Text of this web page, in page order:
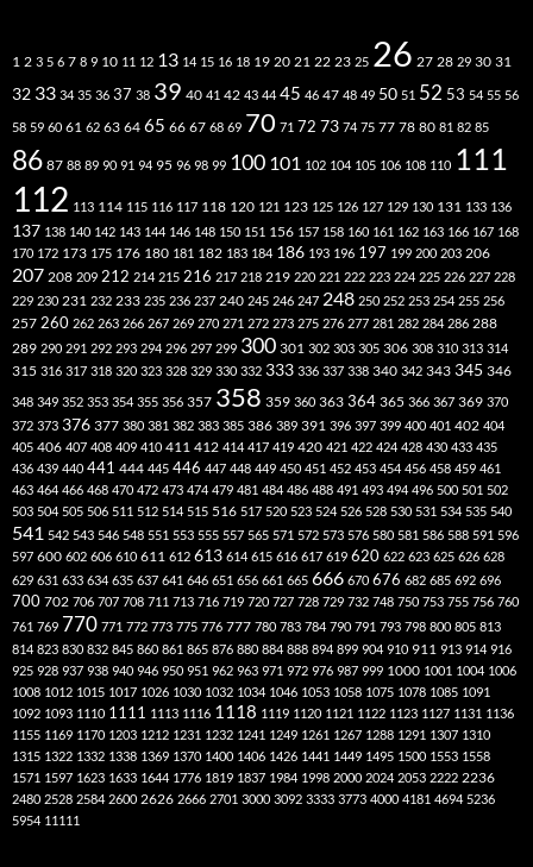
1 2 3 5 6 7 8 9 10 11 12 13 14 15 16 18 19 20 21 22 23 25 26 27 28 29 30 31
32 33 34 35 36 37 38 39 40 41 42 43 44 45 46 47 48 49 50 51 52 53 54 55 56
58 59 60 61 62 63 64 65 66 67 68 69 70 71 72 73 74 75 77 78 80 81 82 85
86 87 88 89 90 91 94 95 96 98 99 100 101 102 104 105 106 108 110 111
112 113 114 115 116 117 118 120 121 123 125 126 127 129 130 131 133 136
137 138 140 142 143 144 146 148 150 151 156 157 158 160 161 162 163 166 167 168
170 172 173 175 176 180 181 182 183 184 186 193 196 197 199 200 203 206
207 208 209 212 214 215 216 217 218 219 220 221 222 223 224 225 226 227 228
229 230 231 232 233 235 236 237 240 245 246 247 248 250 252 253 254 255 256
257 260 262 263 266 267 269 270 271 272 273 275 276 277 281 282 284 286 288
289 290 291 292 293 294 296 297 299 300 301 302 303 305 306 308 310 313 314
315 316 317 318 320 323 328 329 330 332 333 336 337 338 340 342 343 345 346
348 349 352 353 354 355 356 357 358 359 360 363 364 365 366 367 369 370
372 373 376 377 380 381 382 383 385 386 389 391 396 397 399 400 401 402 404
405 406 407 408 409 410 411 412 414 417 419 420 421 422 424 428 430 433 435
436 439 440 441 444 445 446 447 448 449 450 451 452 453 454 456 458 459 461
463 464 466 468 470 472 473 474 479 481 484 486 488 491 493 494 496 500 501 502
503 504 505 506 511 512 514 515 516 517 520 523 524 526 528 530 531 534 535 540
541 542 543 546 548 551 553 555 557 565 571 572 573 576 580 581 586 588 591 596
597 600 602 606 610 611 612 613 614 615 616 617 619 620 622 623 625 626 628
629 631 633 634 635 637 641 646 651 656 661 665 666 670 676 682 685 692 696
700 702 706 707 708 711 713 716 719 720 727 728 729 732 748 750 753 755 756 760
761 769 770 771 772 773 775 776 777 780 783 784 790 791 793 798 800 805 813
814 823 830 832 845 860 861 865 876 880 884 888 894 899 904 910 911 913 914 916
925 928 937 938 940 946 950 951 962 963 971 972 976 987 999 1000 1001 1004 1006
1008 1012 1015 1017 1026 1030 1032 1034 1046 1053 1058 1075 1078 1085 1091
1092 1093 1110 1111 1113 1116 1118 1119 1120 1121 1122 1123 1127 1131 1136
1155 1169 1170 1203 1212 1231 1232 1241 1249 1261 1267 1288 1291 1307 1310
1315 1322 1332 1338 1369 1370 1400 1406 1426 1441 1449 1495 1500 1553 1558
1571 1597 1623 1633 1644 1776 1819 1837 1984 1998 2000 2024 2053 2222 2236
2480 2528 2584 2600 2626 2666 2701 3000 3092 3333 3773 4000 4181 4694 5236
5954 11111